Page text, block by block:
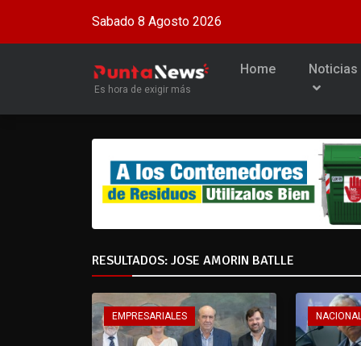
Sabado 8 Agosto 2026
Es hora de exigir más
Home Noticias
RESULTADOS: JOSE AMORIN BATLLE
EMPRESARIALES